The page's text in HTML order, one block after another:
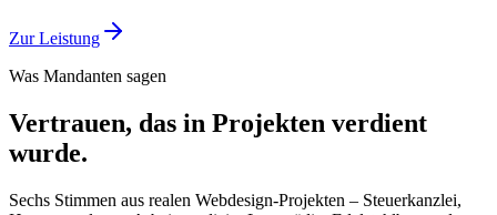
Zur Leistung
Was Mandanten sagen
Vertrauen, das in Projekten verdient
wurde.
Sechs Stimmen aus realen Webdesign-Projekten – Steuerkanzlei,